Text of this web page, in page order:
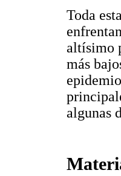
Toda
altísimo
más
algunas